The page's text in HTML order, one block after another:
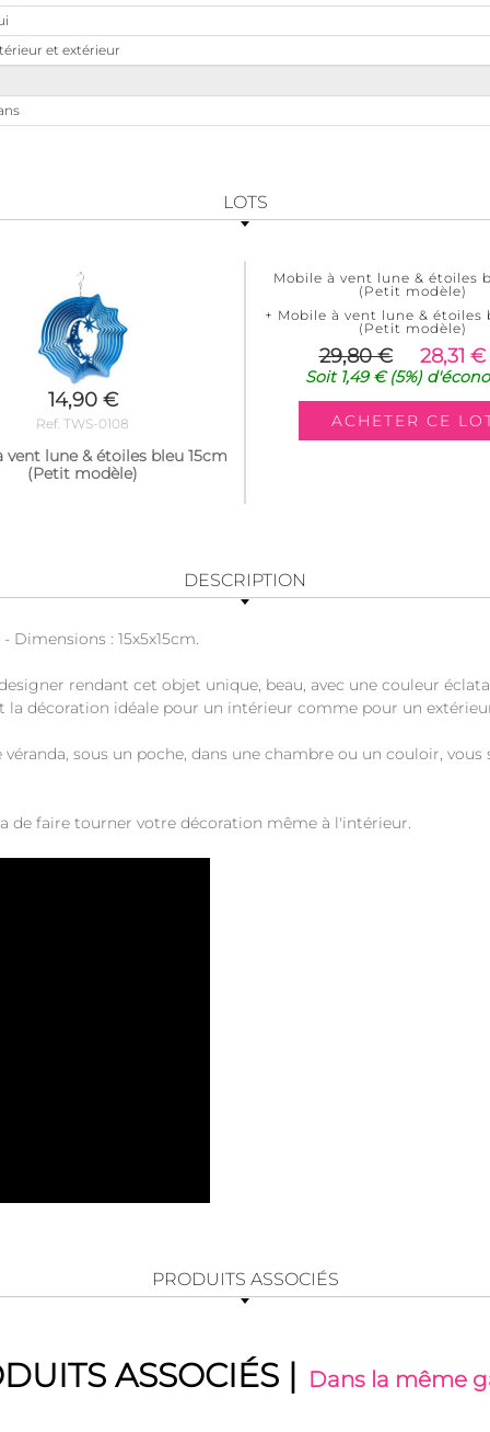
et extérieur
LOTS
14,90 €
Ref. TWS-0108
vent lune & étoiles bleu 15cm
(Petit modèle)
Mobile à vent lune & étoiles
(Petit modèle)
+ Mobile à vent lune & étoiles
(Petit modèle)
29,80 € 28,31 €
Soit 1,49 €(5%)
DESCRIPTION
Dimensions : 15x5x15cm.
rendant cet objet unique, beau, avec une couleur
la décoration idéale pour un intérieur comme pour un
sous un poche, dans une chambre ou un couloir,
de faire tourner votre décoration même à l'intérieur.
PRODUITS ASSOCIÉS
ASSOCIÉS | Dans la même